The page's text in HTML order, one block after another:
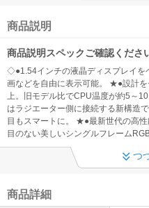
商品説明
商品説明スペックご確認くださ
◇●1.54インチの液晶ディスプレイを
画などを自由に表示可能。 ★●設計
上。旧モデル比でCPU温度が約5～
はラジエーター側に接続する新構造
目もスマートに。 ★●最新世代の高
目のない美しいシングルフレーム
つ
商品詳細